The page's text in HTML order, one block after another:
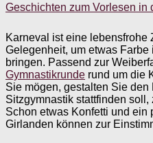
Geschichten zum Vorlesen in
Karneval ist eine lebensfrohe
Gelegenheit, um etwas
bringen. Passend zur
Gymnastikrunde rund um die
Sie mögen, gestalten Sie den
Sitzgymnastik stattfinden
Schon etwas Konfetti und ein
Girlanden können zur